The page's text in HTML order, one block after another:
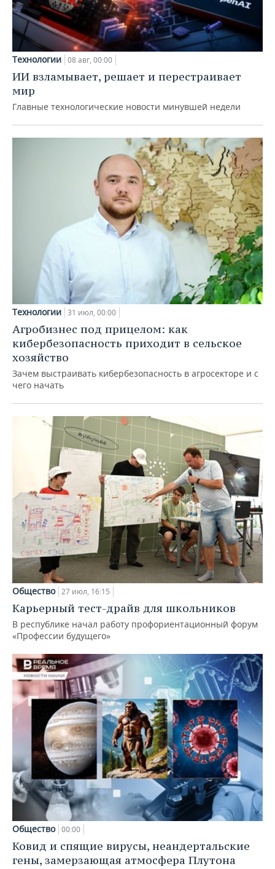
Технологии 08 авг, 00:00
ИИ взламывает, решает и перестраивает
мир
Главные технологические новости минувшей недели
Технологии 31 июл, 00:00
Агробизнес под прицелом: как
кибербезопасность приходит в сельское
хозяйство
Зачем выстраивать кибербезопасность в агросекторе и с
чего начать
Общество 27 июл, 16:15
Карьерный тест-драйв для школьников
В республике начал работу профориентационный форум
«Профессии будущего»
Общество 00:00
Ковид и спящие вирусы, неандертальские
гены, замерзающая атмосфера Плутона